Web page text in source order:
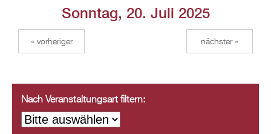
Sonntag, 20. Juli 2025
« vorheriger nächster »
Nach Veranstaltungsart filtern: